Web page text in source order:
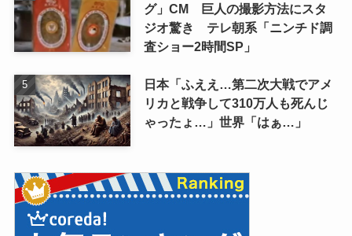
グ」CM 巨人の撮影方法にスタ
ジオ驚き テレ朝系「ニンチド調
査ショー2時間SP」
日本「ふええ…第二次大戦でアメ
リカと戦争して310万人も死んじ
ゃったょ…」世界「はぁ…」